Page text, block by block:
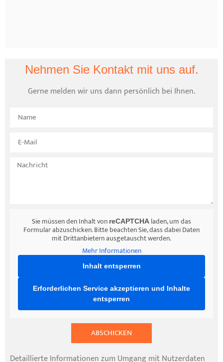
Nehmen Sie Kontakt mit uns auf.
Gerne melden wir uns dann persönlich bei Ihnen.
Sie müssen den Inhalt von reCAPTCHA laden, um das
Formular abzuschicken. Bitte beachten Sie, dass dabei Daten
mit Drittanbietern ausgetauscht werden.
Mehr Informationen
Inhalt entsperren
Erforderlichen Service akzeptieren und Inhalte
entsperren
ABSCHICKEN
Detaillierte Informationen zum Umgang mit Nutzerdaten